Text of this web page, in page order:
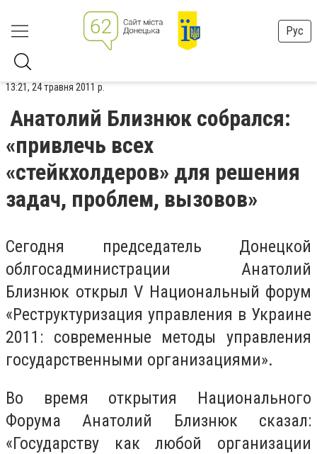
Рус
13:21, 24 травня 2011 р.
Анатолий Близнюк собрался:
«привлечь всех
«стейкхолдеров» для решения
задач, проблем, вызовов»
Сегодня председатель Донецкой
облгосадминистрации Анатолий
Близнюк открыл V Национальный форум
«Реструктуризация управления в Украине
2011: современные методы управления
государственными организациями».
Во время открытия Национального
Форума Анатолий Близнюк сказал:
«Государству как любой организации